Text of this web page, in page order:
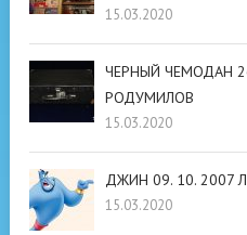
15.03.2020
ЧЕРНЫЙ ЧЕМОДАН
РОДУМИЛОВ
15.03.2020
ДЖИН 09. 10.
15.03.2020